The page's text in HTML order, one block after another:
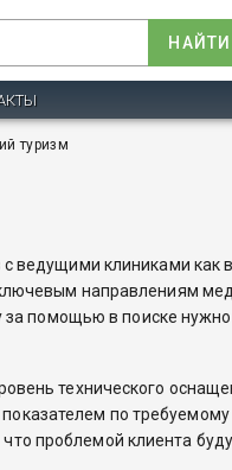
НАЙТИ
туризм
клиниками как
направлениям
за помощью в поиске
технического
по
проблемой клиента